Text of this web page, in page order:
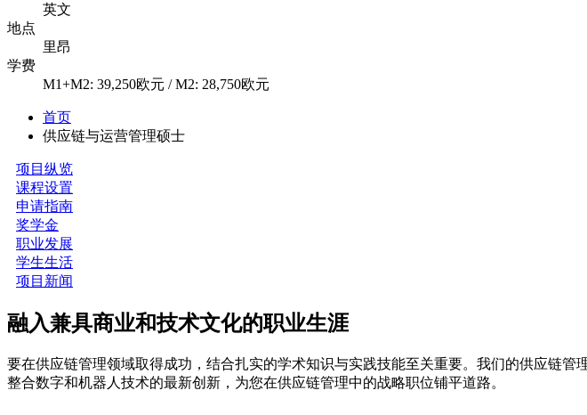
英文
地点
里昂
学费
M1+M2: 39,250欧元 / M2: 28,750欧元
首页
供应链与运营管理硕士
项目纵览
课程设置
申请指南
奖学金
职业发展
学生生活
项目新闻
融入兼具商业和技术文化的职业生涯
要在供应链管理领域取得成功，结合扎实的学术知识与实践技能至关重要。我们的供应链
整合数字和机器人技术的最新创新，为您在供应链管理中的战略职位铺平道路。